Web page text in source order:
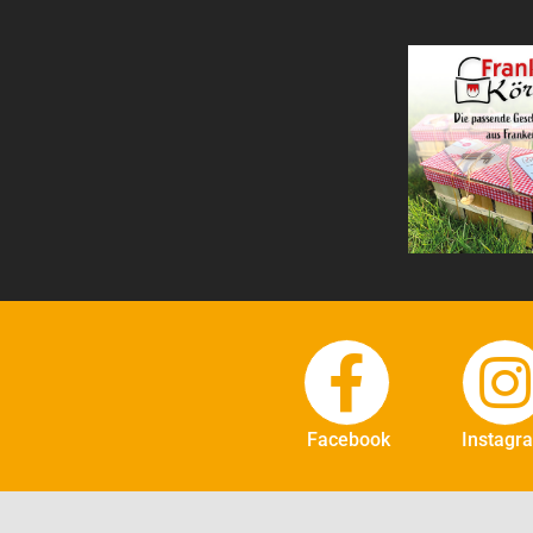
Facebook